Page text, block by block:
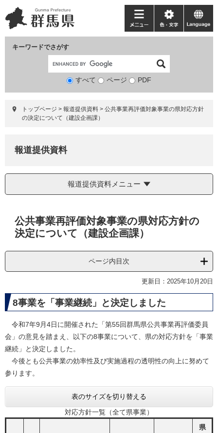
ー
ジ
ニ
ュ
て
キーワードでさがす
検
象
すべて ページ PDF
メ
ニ
ー
色・
文
language
トップページ > 報道提供資料 > 公共事業再評価対象事業の県対応方針
の決定について（建設企画課）
報道提供資料
報道提供資料メニュー
公共事業再評価対象事業の県対応方針の
決定について（建設企画課）
ページ内目次
更新日：2025年10月20日
8事業を「事業継続」と決定しました
令和7年9月4日に開催された「第55回群馬県公共事業再評価委員
会」の意見を踏まえ、以下の8事業について、県の対応方針を「事業
継続」と決定しました。
今後とも公共事業の効率性及び実施過程の透明性の向上に努めて
参ります。
表のサイズを切り替える
対応方針一覧（全て県事業）
県